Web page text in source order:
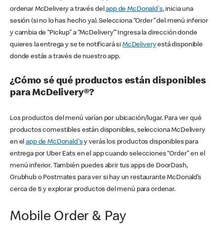
ordenar McDelivery a través delapp de McDonald's, inicia una
sesión (si no lo has hecho ya). Selecciona “Order” del menú inferior
y cambia de “Pickup” a “McDelivery’” Ingresa la dirección donde
quieres la entrega y se te notificará si McDeliveryestá disponible
donde estás a través de nuestro app.
¿Cómo sé qué productos están disponibles
para McDelivery®?
Los productos del menú varían por ubicación/lugar. Para ver qué
productos comestibles están disponibles, selecciona McDelivery
en elapp de McDonald'sy verás los productos disponibles para
entrega por Uber Eats en el app cuando selecciones “Order” en el
menú inferior. También puedes abrir tus apps de DoorDash,
Grubhub o Postmates para ver si hay un restaurante McDonald’s
cerca de ti y explorar productos del menú para ordenar.
Mobile Order & Pay